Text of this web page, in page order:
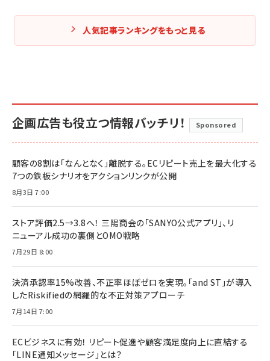
人気記事ランキングをもっと見る
企画広告も役立つ情報バッチリ！ Sponsored
顧客の8割は「なんとなく」離脱する。ECリピート売上を最大化する
7つの鉄板シナリオをアクションリンクが公開
8月3日 7:00
ストア評価2.5→3.8へ！ 三陽商会の「SANYO公式アプリ」、リ
ニューアル成功の裏側とOMO戦略
7月29日 8:00
決済承認率15%改善、不正率ほぼゼロを実現。「and ST」が導入
したRiskifiedの網羅的な不正対策アプローチ
7月14日 7:00
ECビジネスに有効！ リピート促進や顧客満足度向上に直結する
「LINE通知メッセージ」とは？